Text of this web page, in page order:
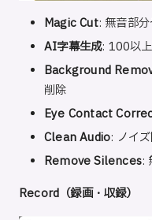
Magic Cut: 無音部
AI字幕生成: 100以
Background
削除
Eye Contact
Clean Audio: ノイ
Remove Silences:
Record（録画・収録）